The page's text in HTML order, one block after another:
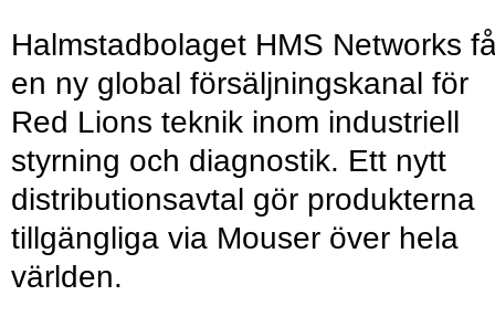
Halmstadbolaget HMS Networks
en ny global försäljningskanal för
Red Lions teknik inom industriell
styrning och diagnostik. Ett nytt
distributionsavtal gör produkterna
tillgängliga via Mouser över hela
världen.